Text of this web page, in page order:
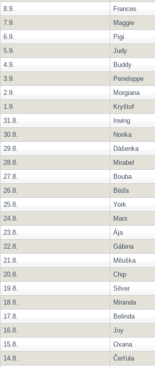
8.9.
Frances
7.9.
Maggie
6.9.
Pigi
5.9.
Judy
4.9.
Buddy
3.9.
Peneloppe
2.9.
Morgiana
1.9.
Kryštof
31.8.
Irwing
30.8.
Norika
29.8.
Dášenka
28.8.
Mirabel
27.8.
Bouba
26.8.
Béďa
25.8.
York
24.8.
Marx
23.8.
Ája
22.8.
Gábina
21.8.
Miluška
20.8.
Chip
19.8.
Silver
18.8.
Miranda
17.8.
Belinda
16.8.
Joy
15.8.
Oxana
14.8.
Čerťula